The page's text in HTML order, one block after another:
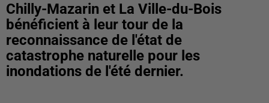
Chilly-Mazarin et La Ville-du-Bois
bénéficient à leur tour de la
reconnaissance de l'état de
catastrophe naturelle pour les
inondations de l'été dernier.